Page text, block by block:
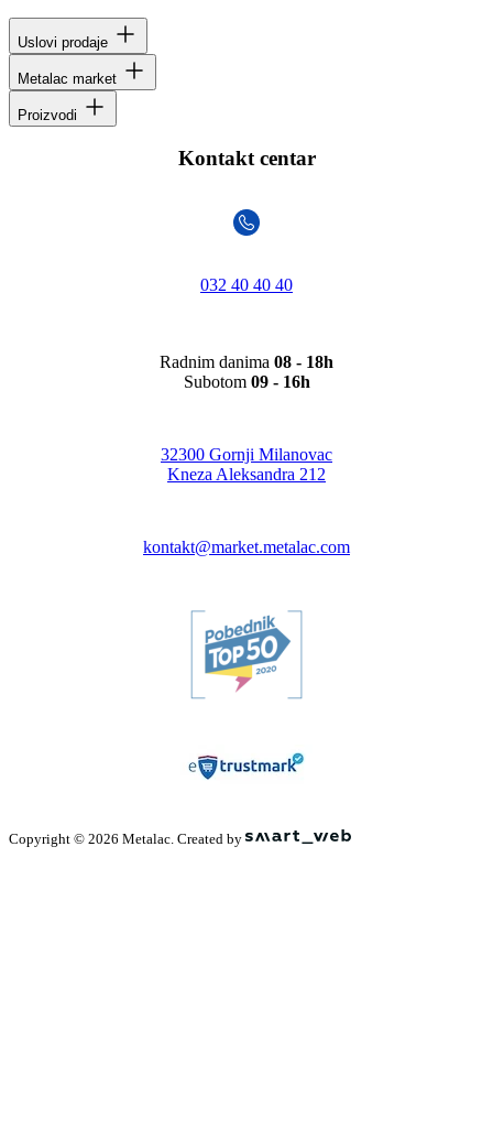
Uslovi prodaje
Metalac market
Proizvodi
Kontakt centar
032 40 40 40
Radnim danima 08 - 18h
Subotom 09 - 16h
32300 Gornji Milanovac
Kneza Aleksandra 212
kontakt@market.metalac.com
Copyright © 2026 Metalac. Created by